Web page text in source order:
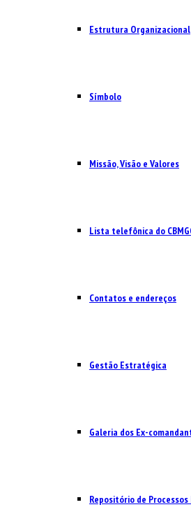
Estrutura Organizacional
Símbolo
Missão, Visão e Valores
Lista telefônica do
Contatos e endereços
Gestão Estratégica
Galeria dos Ex-
Repositório de Processos